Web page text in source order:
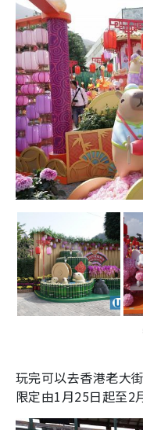
玩完可以去香港老大
限定由1月25日起至2